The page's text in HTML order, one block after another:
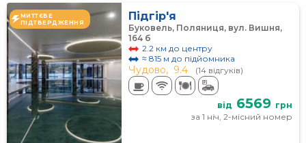
МИТТЄВЕ
ПІДТВЕРДЖЕННЯ
Підгір'я
Буковель, Поляниця, вул. Вишня,
164 б
2.2 км до центру
≈ 815 м до підйомника
Чудово, 9.4 (14 відгуків)
від 6569 грн
за 1 ніч, 2-місний номер